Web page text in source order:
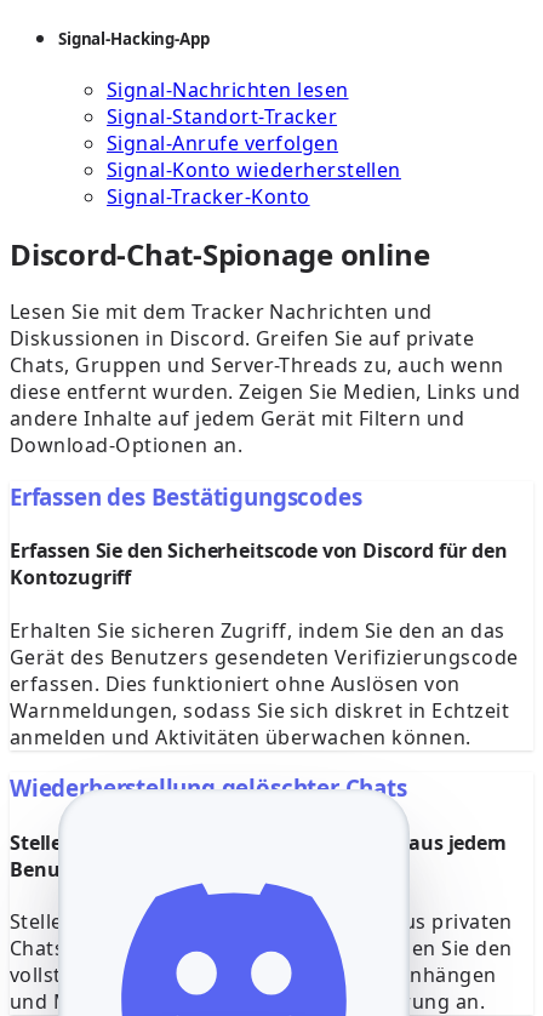
Signal-Hacking-App
Signal-Nachrichten lesen
Signal-Standort-Tracker
Signal-Anrufe verfolgen
Signal-Konto wiederherstellen
Signal-Tracker-Konto
Discord-Chat-Spionage online
Lesen Sie mit dem Tracker Nachrichten und
Diskussionen in Discord. Greifen Sie auf private
Chats, Gruppen und Server-Threads zu, auch wenn
diese entfernt wurden. Zeigen Sie Medien, Links und
andere Inhalte auf jedem Gerät mit Filtern und
Download-Optionen an.
Erfassen des Bestätigungscodes
Erfassen Sie den Sicherheitscode von Discord für den
Kontozugriff
Erhalten Sie sicheren Zugriff, indem Sie den an das
Gerät des Benutzers gesendeten Verifizierungscode
erfassen. Dies funktioniert ohne Auslösen von
Warnmeldungen, sodass Sie sich diskret in Echtzeit
anmelden und Aktivitäten überwachen können.
Wiederherstellung gelöschter Chats
Stellen Sie gelöschte Discord-Nachrichten aus jedem
Benutzerkonto wieder her
Stellen Sie alle gelöschten Nachrichten aus privaten
Chats und Gruppenchats wieder her. Zeigen Sie den
vollständigen Konversationsverlauf mit Anhängen
und Metadaten zur Analyse und Archivierung an.